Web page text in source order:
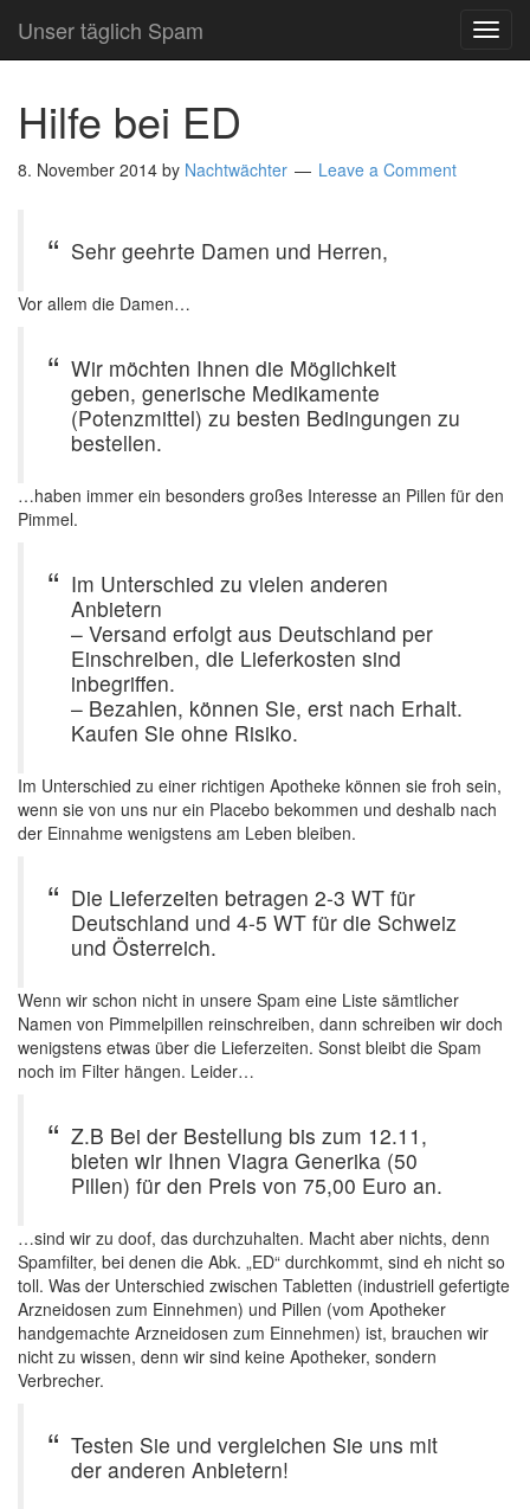
Unser täglich Spam
Hilfe bei ED
8. November 2014 by Nachtwächter Leave a Comment
Sehr geehrte Damen und Herren,
Vor allem die Damen…
Wir möchten Ihnen die Möglichkeit
geben, generische Medikamente
(Potenzmittel) zu besten Bedingungen zu
bestellen.
…haben immer ein besonders großes Interesse an Pillen für den
Pimmel.
Im Unterschied zu vielen anderen
Anbietern
– Versand erfolgt aus Deutschland per
Einschreiben, die Lieferkosten sind
inbegriffen.
– Bezahlen, können Sie, erst nach Erhalt.
Kaufen Sie ohne Risiko.
Im Unterschied zu einer richtigen Apotheke können sie froh sein,
wenn sie von uns nur ein Placebo bekommen und deshalb nach
der Einnahme wenigstens am Leben bleiben.
Die Lieferzeiten betragen 2-3 WT für
Deutschland und 4-5 WT für die Schweiz
und Österreich.
Wenn wir schon nicht in unsere Spam eine Liste sämtlicher
Namen von Pimmelpillen reinschreiben, dann schreiben wir doch
wenigstens etwas über die Lieferzeiten. Sonst bleibt die Spam
noch im Filter hängen. Leider…
Z.B Bei der Bestellung bis zum 12.11,
bieten wir Ihnen Viagra Generika (50
Pillen) für den Preis von 75,00 Euro an.
…sind wir zu doof, das durchzuhalten. Macht aber nichts, denn
Spamfilter, bei denen die Abk. „ED“ durchkommt, sind eh nicht so
toll. Was der Unterschied zwischen Tabletten (industriell gefertigte
Arzneidosen zum Einnehmen) und Pillen (vom Apotheker
handgemachte Arzneidosen zum Einnehmen) ist, brauchen wir
nicht zu wissen, denn wir sind keine Apotheker, sondern
Verbrecher.
Testen Sie und vergleichen Sie uns mit
der anderen Anbietern!